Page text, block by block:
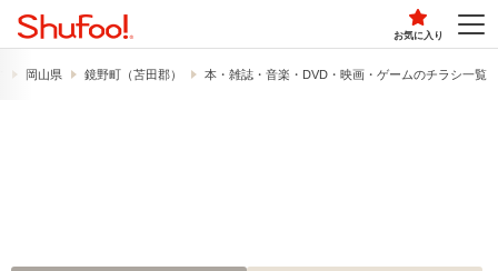
お気に入り
岡山県 鏡野町（苫田郡） 本・雑誌・音楽・DVD・映画・ゲームのチラシ一覧